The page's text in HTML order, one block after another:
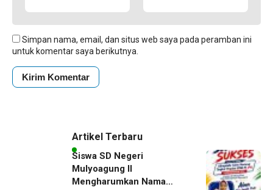
Simpan nama, email, dan situs web saya pada peramban ini
untuk komentar saya berikutnya.
Artikel Terbaru
Siswa SD Negeri
Mulyoagung II
Mengharumkan Nama